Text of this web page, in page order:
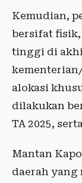
Kemudian,
bersifat fisik,
tinggi di
alokasi
dilakukan
TA 2025,
Mantan
daerah